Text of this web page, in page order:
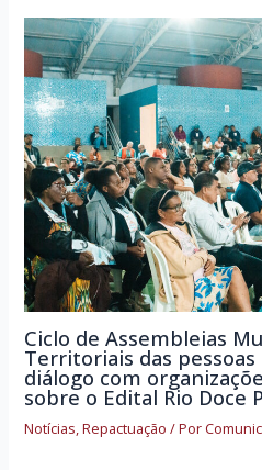
Ciclo de Assembleias
Territoriais das
diálogo com
sobre o Edital Rio Doce
Notícias,Repactuação / Por